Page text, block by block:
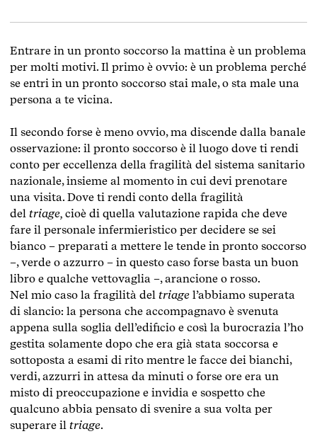
Entrare in un pronto soccorso la mattina è un problema
per molti motivi. Il primo è ovvio: è un problema perché
se entri in un pronto soccorso stai male, o sta male una
persona a te vicina.
Il secondo forse è meno ovvio, ma discende dalla banale
osservazione: il pronto soccorso è il luogo dove ti rendi
conto per eccellenza della fragilità del sistema sanitario
nazionale, insieme al momento in cui devi prenotare
una visita. Dove ti rendi conto della fragilità
del triage, cioè di quella valutazione rapida che deve
fare il personale infermieristico per decidere se sei
bianco – preparati a mettere le tende in pronto soccorso
–, verde o azzurro – in questo caso forse basta un buon
libro e qualche vettovaglia –, arancione o rosso.
Nel mio caso la fragilità del triage l’abbiamo superata
di slancio: la persona che accompagnavo è svenuta
appena sulla soglia dell’edificio e così la burocrazia l’ho
gestita solamente dopo che era già stata soccorsa e
sottoposta a esami di rito mentre le facce dei bianchi,
verdi, azzurri in attesa da minuti o forse ore era un
misto di preoccupazione e invidia e sospetto che
qualcuno abbia pensato di svenire a sua volta per
superare il triage.